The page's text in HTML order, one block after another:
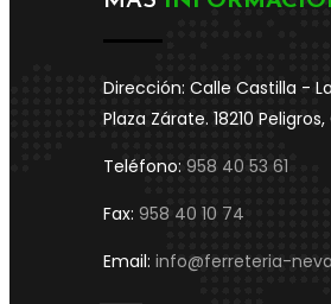
Dirección: Calle Castilla -
Plaza Zárate. 18210
Teléfono: 958 40 53 61
Fax: 958 40 10 74
Email: info@ferreteria-